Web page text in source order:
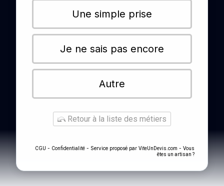
Une simple prise
Je ne sais pas encore
Autre
Retour à la liste des métiers
CGU - Confidentialité - Service proposé par ViteUnDevis.com - Vous
êtes un artisan ?